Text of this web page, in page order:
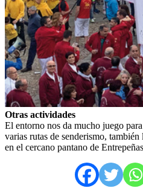
Otras actividades
El entorno nos da mucho juego
varias rutas de senderismo,
en el cercano pantano de